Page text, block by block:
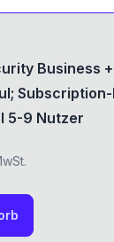
Business
5-9 Nutzer